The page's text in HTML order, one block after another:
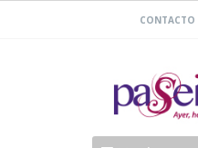
CONTACTO